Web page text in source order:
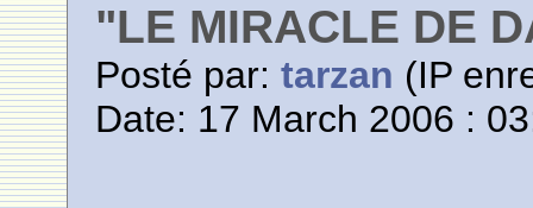
"LE MIRACLE DE
Posté par:tarzan (IP
Date: 17 March 2006 :